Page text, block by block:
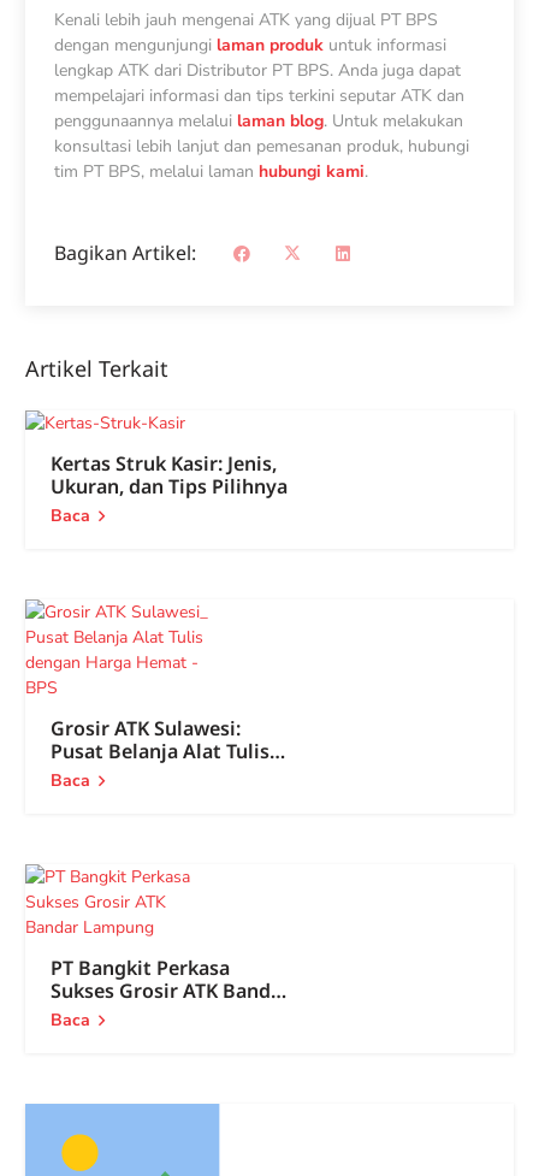
Kenali lebih jauh mengenai ATK yang dijual PT BPS
dengan mengunjungi laman produk untuk informasi
lengkap ATK dari Distributor PT BPS. Anda juga dapat
mempelajari informasi dan tips terkini seputar ATK dan
penggunaannya melalui laman blog. Untuk melakukan
konsultasi lebih lanjut dan pemesanan produk, hubungi
tim PT BPS, melalui laman hubungi kami.
Bagikan Artikel:
Artikel Terkait
Kertas Struk Kasir: Jenis,
Ukuran, dan Tips Pilihnya
Baca
Grosir ATK Sulawesi:
Pusat Belanja Alat Tulis
dengan Harga Hemat
Baca
PT Bangkit Perkasa
Sukses Grosir ATK Bandar
Lampung
Baca